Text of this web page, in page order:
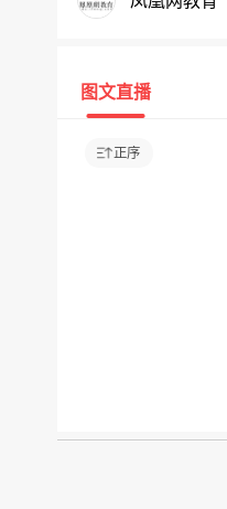
图文直播
正序